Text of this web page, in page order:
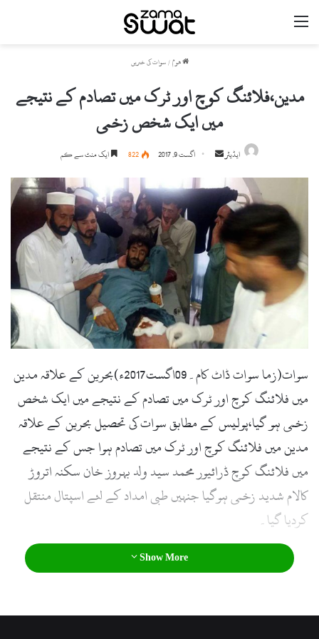
ھوم / سوات کی خبریں
مدین،فلائنگ کوچ اور ٹرک میں تصادم کے نتیجے
میں ایک شخص زخمی
ایڈیٹر
n
d
a
n
e
l
اگست 9, 2017 822 ایک منٹ سے کم
سوات(زما سوات ڈاٹ کام۔09اگست2017ء)بحرین کے علاقہ مدین
میں فلائنگ کوچ اور ٹرک میں تصادم کے نتیجے میں ایک شخص
زخمی ہو گیا،پولیس کے مطابق سوات کی تحصیل بحرین کے علاقہ
مدین میں فلائنگ کوچ اور ٹرک میں تصادم ہوا جس کے نتیجے
میں فلائنگ کوچ ڈرائیور محمد سید ولد بہروز خان سکنہ اتروڑ
کالام شدید زخمی ہوگیا جنہیں طبی امداد کے لئے اسپتال منتقل
کردیا گیا۔
Show More